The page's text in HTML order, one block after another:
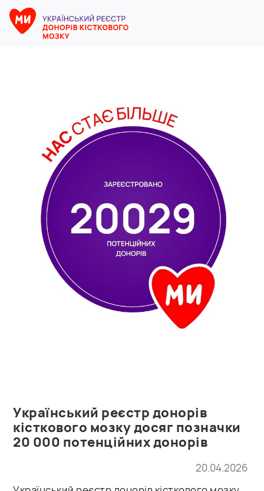
Український реєстр донорів
кісткового мозку досяг позначки
20 000 потенційних донорів
20.04.2026